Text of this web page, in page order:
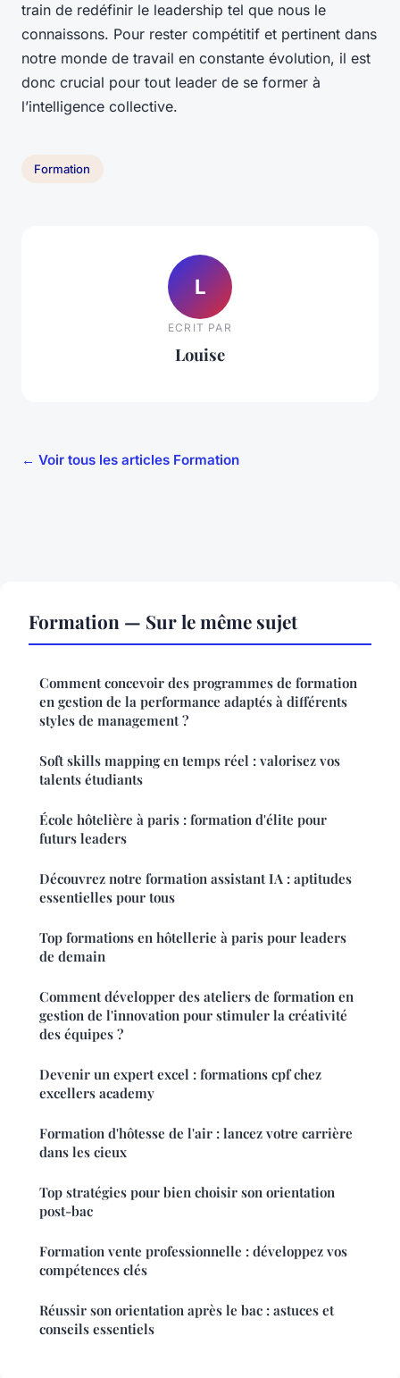
train de redéfinir le leadership tel que nous le
connaissons. Pour rester compétitif et pertinent dans
notre monde de travail en constante évolution, il est
donc crucial pour tout leader de se former à
l’intelligence collective.
Formation
L
ECRIT PAR
Louise
← Voir tous les articles Formation
Formation — Sur le même sujet
Comment concevoir des programmes de formation
en gestion de la performance adaptés à différents
styles de management ?
Soft skills mapping en temps réel : valorisez vos
talents étudiants
École hôtelière à paris : formation d'élite pour
futurs leaders
Découvrez notre formation assistant IA : aptitudes
essentielles pour tous
Top formations en hôtellerie à paris pour leaders
de demain
Comment développer des ateliers de formation en
gestion de l'innovation pour stimuler la créativité
des équipes ?
Devenir un expert excel : formations cpf chez
excellers academy
Formation d'hôtesse de l'air : lancez votre carrière
dans les cieux
Top stratégies pour bien choisir son orientation
post-bac
Formation vente professionnelle : développez vos
compétences clés
Réussir son orientation après le bac : astuces et
conseils essentiels